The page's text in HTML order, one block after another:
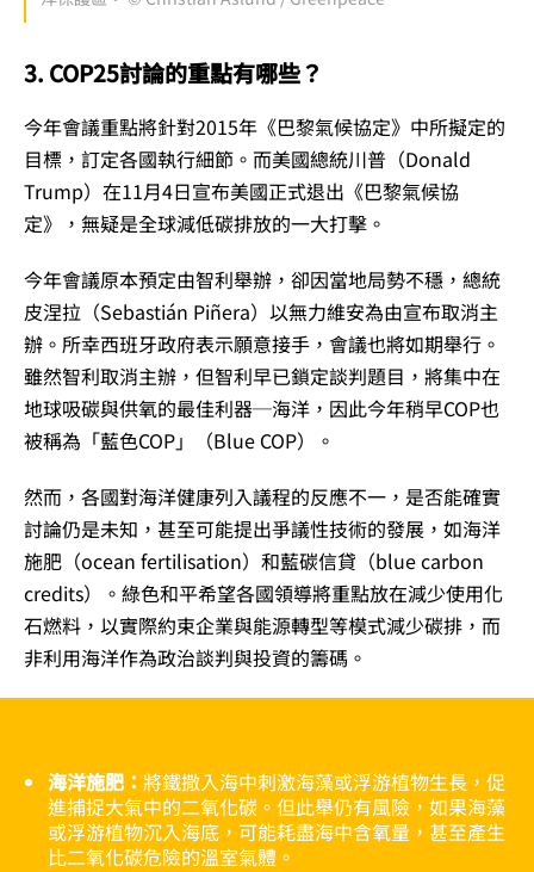
3. COP25討論的重點有哪些？
今年會議重點將針對2015年《巴黎氣候協定》中所擬定的
目標，訂定各國執行細節。而美國總統川普（Donald
Trump）在11月4日宣布美國正式退出《巴黎氣候協
定》，無疑是全球減低碳排放的一大打擊。
今年會議原本預定由智利舉辦，卻因當地局勢不穩，總統
皮涅拉（Sebastián Piñera）以無力維安為由宣布取消主
辦。所幸西班牙政府表示願意接手，會議也將如期舉行。
雖然智利取消主辦，但智利早已鎖定談判題目，將集中在
地球吸碳與供氧的最佳利器─海洋，因此今年稍早COP也
被稱為「藍色COP」（Blue COP）。
然而，各國對海洋健康列入議程的反應不一，是否能確實
討論仍是未知，甚至可能提出爭議性技術的發展，如海洋
施肥（ocean fertilisation）和藍碳信貸（blue carbon
credits）。綠色和平希望各國領導將重點放在減少使用化
石燃料，以實際約束企業與能源轉型等模式減少碳排，而
非利用海洋作為政治談判與投資的籌碼。
海洋施肥： 將鐵撒入海中刺激海藻或浮游植物生長，促
進捕捉大氣中的二氧化碳。但此舉仍有風險，如果海藻
或浮游植物沉入海底，可能耗盡海中含氧量，甚至產生
比二氧化碳危險的溫室氣體。